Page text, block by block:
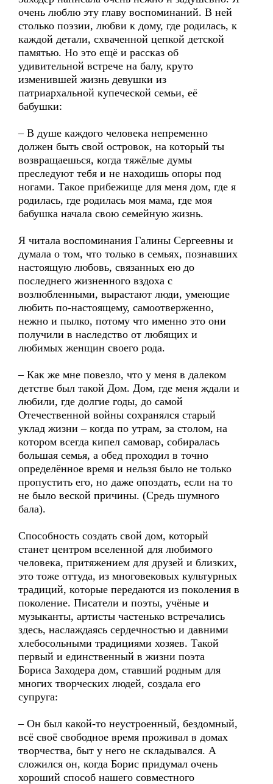
очень люблю эту главу воспоминаний. В ней
столько поэзии, любви к дому, где родилась, к
каждой детали, схваченной цепкой детской
памятью. Но это ещё и рассказ об
удивительной встрече на балу, круто
изменившей жизнь девушки из
патриархальной купеческой семьи, её
бабушки:
– В душе каждого человека непременно
должен быть свой островок, на который ты
возвращаешься, когда тяжёлые думы
преследуют тебя и не находишь опоры под
ногами. Такое прибежище для меня дом, где я
родилась, где родилась моя мама, где моя
бабушка начала свою семейную жизнь.
Я читала воспоминания Галины Сергеевны и
думала о том, что только в семьях, познавших
настоящую любовь, связанных ею до
последнего жизненного вздоха с
возлюбленными, вырастают люди, умеющие
любить по-настоящему, самоотверженно,
нежно и пылко, потому что именно это они
получили в наследство от любящих и
любимых женщин своего рода.
– Как же мне повезло, что у меня в далеком
детстве был такой Дом. Дом, где меня ждали и
любили, где долгие годы, до самой
Отечественной войны сохранялся старый
уклад жизни – когда по утрам, за столом, на
котором всегда кипел самовар, собиралась
большая семья, а обед проходил в точно
определённое время и нельзя было не только
пропустить его, но даже опоздать, если на то
не было веской причины. (Средь шумного
бала).
Способность создать свой дом, который
станет центром вселенной для любимого
человека, притяжением для друзей и близких,
это тоже оттуда, из многовековых культурных
традиций, которые передаются из поколения в
поколение. Писатели и поэты, учёные и
музыканты, артисты частенько встречались
здесь, наслаждаясь сердечностью и давними
хлебосольными традициями хозяев. Такой
первый и единственный в жизни поэта
Бориса Заходера дом, ставший родным для
многих творческих людей, создала его
супруга:
– Он был какой-то неустроенный, бездомный,
всё своё свободное время проживал в домах
творчества, быт у него не складывался. А
сложился он, когда Борис придумал очень
хороший способ нашего совместного